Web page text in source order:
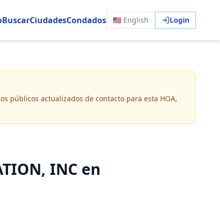
BuscarCiudadesCondados 🇺🇸 English Login
públicos actualizados de contacto para esta HOA,
INC en